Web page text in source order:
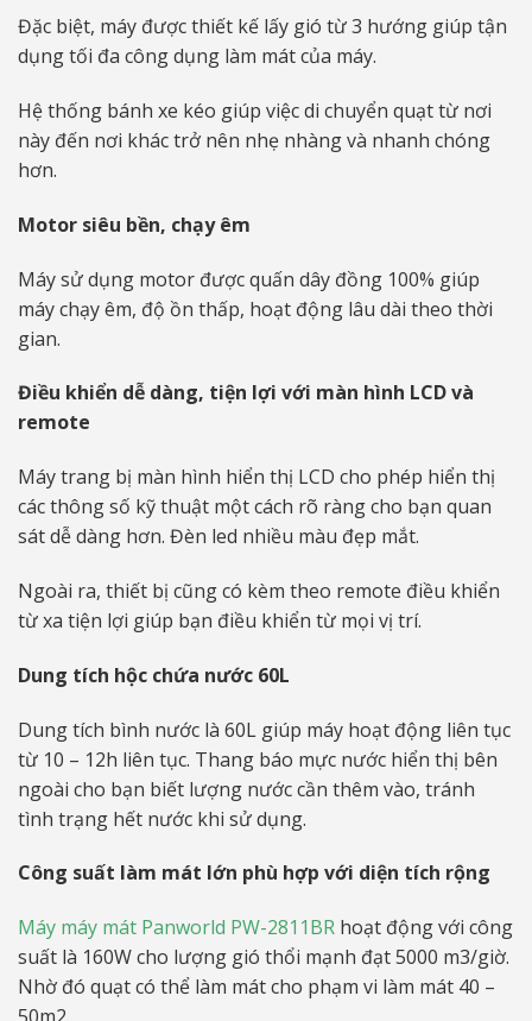
Đặc biệt, máy được thiết kế lấy gió từ 3 hướng giúp tận
dụng tối đa công dụng làm mát của máy.
Hệ thống bánh xe kéo giúp việc di chuyển quạt từ nơi
này đến nơi khác trở nên nhẹ nhàng và nhanh chóng
hơn.
Motor siêu bền, chạy êm
Máy sử dụng motor được quấn dây đồng 100% giúp
máy chạy êm, độ ồn thấp, hoạt động lâu dài theo thời
gian.
Điều khiển dễ dàng, tiện lợi với màn hình LCD và
remote
Máy trang bị màn hình hiển thị LCD cho phép hiển thị
các thông số kỹ thuật một cách rõ ràng cho bạn quan
sát dễ dàng hơn. Đèn led nhiều màu đẹp mắt.
Ngoài ra, thiết bị cũng có kèm theo remote điều khiển
từ xa tiện lợi giúp bạn điều khiển từ mọi vị trí.
Dung tích hộc chứa nước 60L
Dung tích bình nước là 60L giúp máy hoạt động liên tục
từ 10 – 12h liên tục. Thang báo mực nước hiển thị bên
ngoài cho bạn biết lượng nước cần thêm vào, tránh
tình trạng hết nước khi sử dụng.
Công suất làm mát lớn phù hợp với diện tích rộng
Máy máy mát Panworld PW-2811BR hoạt động với công
suất là 160W cho lượng gió thổi mạnh đạt 5000 m3/giờ.
Nhờ đó quạt có thể làm mát cho phạm vi làm mát 40 –